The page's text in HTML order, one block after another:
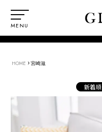
MENU
HOME › 宮崎滋
新着順